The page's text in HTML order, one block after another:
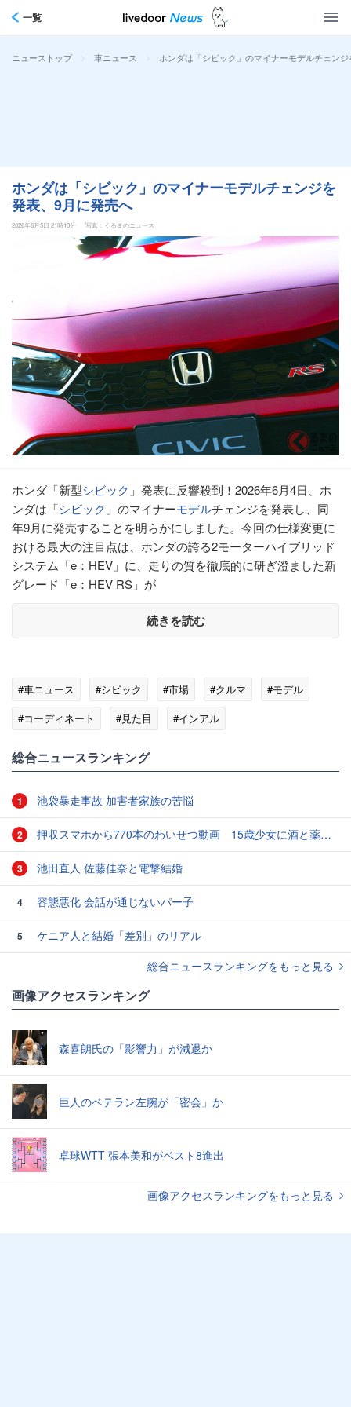
一覧
ニューストップ > 車ニュース > ホンダは「シビック」のマイナーモデルチェン
ホンダは「シビック」のマイナーモデルチェンジを
発表、9月に発売へ
2026年6月5日 21時10分 写真：くるまのニュース
ホンダ「新型シビック 」発表に反響殺到！2026年6月4日、ホ
ンダは「シビック 」のマイナーモデルチェンジを発表し、同
年9月に発売することを明らかにしました。今回の仕様変更に
おける最大の注目点は、ホンダの誇る2モーターハイブリッド
システム「e：HEV」に、走りの質を徹底的に研ぎ澄ました新
グレード「e：HEV RS」が
続きを読む
#車ニュース #シビック #市場 #クルマ
#モデル
#コーディネート
#見た目 #インアル
総合ニュースランキング
1 池袋暴走事故 加害者家族の苦悩
2 押収スマホから770本のわいせつ動画 15歳少女に酒と薬飲ませ性的暴行か 54歳男を再逮捕 「薬もありますよ」とSNSで誘い出し
3 池田直人 佐藤佳奈と電撃結婚
4 容態悪化 会話が通じないパー子
5
ケニア人と結婚「差別」のリアル
総合ニュースランキングをもっと見る
画像アクセスランキング
森喜朗氏の「影響力」が減退か
巨人のベテラン左腕が「密会」か
卓球WTT 張本美和がベスト8進出
画像アクセスランキングをもっと見る